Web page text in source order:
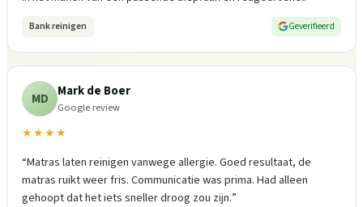
Bank reinigen Geverifieerd
MD Mark de Boer
Google review
★★★★
“Matras laten reinigen vanwege allergie. Goed resultaat, de
matras ruikt weer fris. Communicatie was prima. Had alleen
gehoopt dat het iets sneller droog zou zijn.”